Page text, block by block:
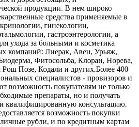
продукции. В нем широко
средства применяемые в
гинекологии,
гастроэнтерологии, а
ухода за больными и косметика
компаний: Лиерак, Авен, Урьяж,
Фитосольба, Клоран, Норева,
Позе, Кодали и других.Более 400
специалистов - провизоров и
возможность покупателям не только
препараты, но и получать
квалифицированную консультацию.
возможность покупки
рубли, и по кредитным картам